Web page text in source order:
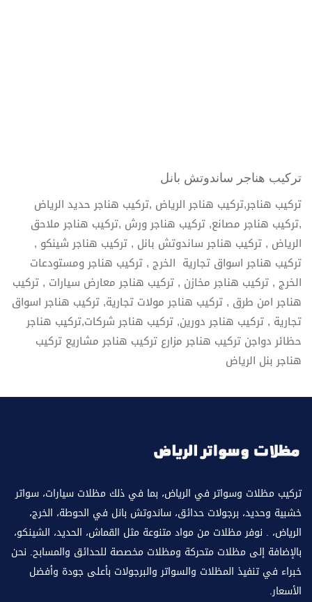
تركيب هناجر ساندوتش بانل
تركيب هناجر,تركيب هناجر الرياض ,تركيب هناجر حديد الرياض
,تركيب هناجر مصانع, تركيب هناجر ورش ,تركيب هناجر ملاحق
الرياض , تركيب هناجر ساندوتش بانل , تركيب هناجر شينكو ,
تركيب هناجر اسواق تجارية الخرج , تركيب هناجر ومستودعات
الخرج , تركيب هناجر مخازن , تركيب هناجر معارض سيارات , تركيب
هناجر امن طرق , تركيب هناجر مولات تجارية, تركيب هناجر اسواق
تجارية , تركيب هناجر دورين, تركيب هناجر شركات,تركيب هناجر
حظائر دواجن تركيب هناجر مزارع تركيب هناجر مشاريع تركيب
هناجر بنل الرياض
تركيب مظلات وسواتر في الرياض، بما في ذلك مظلات سيارات، سواتر
خشبية وحديد، برجولات حدائق، ساندوتش بانل في الحوطة، الخرج،
الرياض، . نوفر مظلات من مواد متنوعة مثل القماش، الحديد، الشينكو،
بالإضافة إلى مظلات متحركة ومظلات مخصصة للحدائق والمسابح. نحن
خبراء في تنفيذ المظلات والسواتر والبرجولات بأعلى جودة وأفضل
الأسعار.